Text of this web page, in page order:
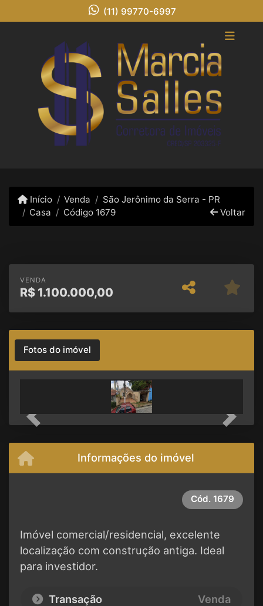
(11) 99770-6997
Início Venda
São Jerônimo da Serra - PR
Casa
Código 1679 Voltar
VENDA
R$ 1.100.000,00
Fotos do imóvel
Previous Next
Informações do imóvel
Cód. 1679
Imóvel comercial/residencial, excelente
localização com construção antiga. Ideal
para investidor.
Transação
Venda